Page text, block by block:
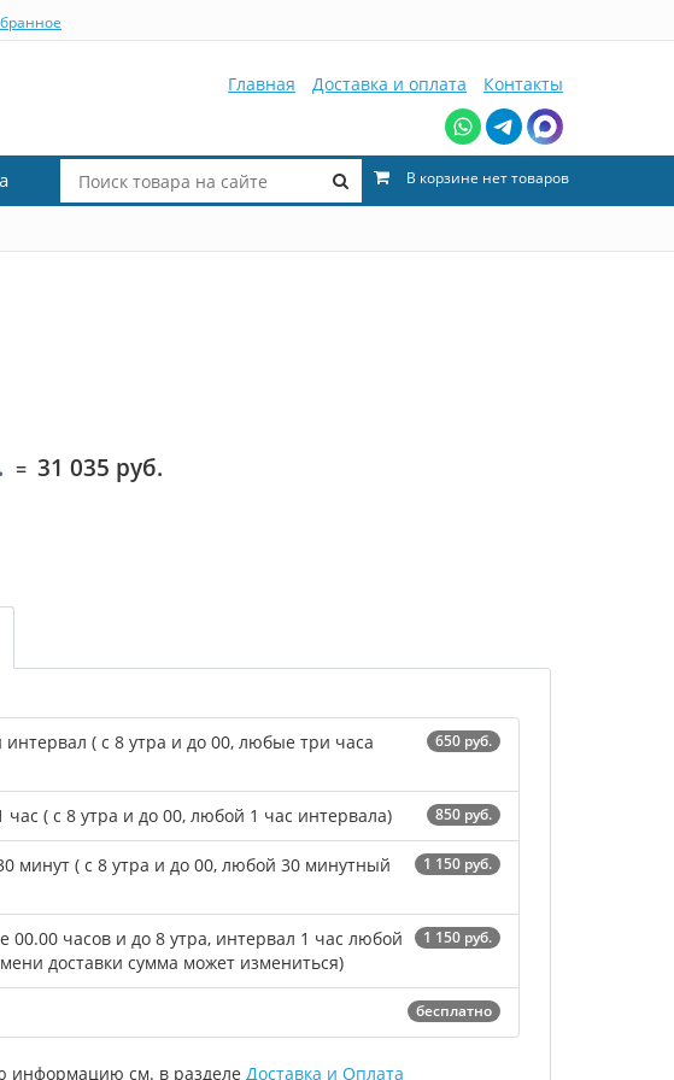
Главная Доставка и оплата Контакты
В корзине нет товаров
= 31 035 руб.
650 руб.
интервал ( с 8 утра и до 00, любые три часа
850 руб.
час ( с 8 утра и до 00, любой 1 час интервала)
1 150 руб.
минут ( с 8 утра и до 00, любой 30 минутный
1 150 руб.
00.00 часов и до 8 утра, интервал 1 час любой
доставки сумма может измениться)
бесплатно
информацию см. в разделе Доставка и Оплата